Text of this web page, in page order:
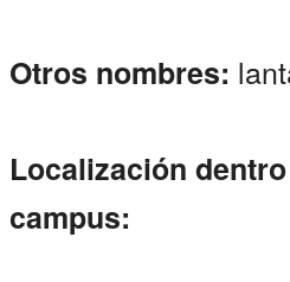
Otros nombres:
Localización
campus: